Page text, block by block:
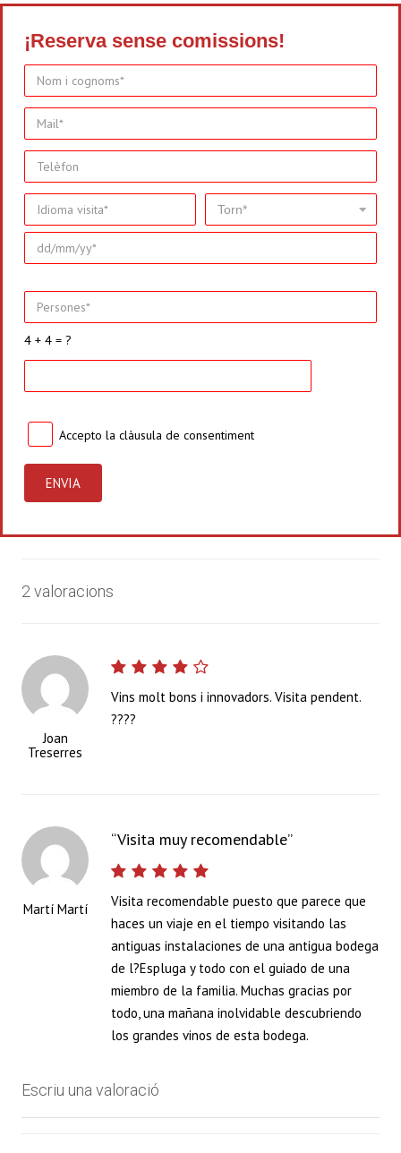
¡Reserva sense comissions!
4 + 4 = ?
Accepto la clàusula de consentiment
2 valoracions
Joan
Treserres
Vins molt bons i innovadors. Visita pendent.
????
Martí Martí
Visita muy recomendable
Visita recomendable puesto que parece que
haces un viaje en el tiempo visitando las
antiguas instalaciones de una antigua bodega
de l?Espluga y todo con el guiado de una
miembro de la familia. Muchas gracias por
todo, una mañana inolvidable descubriendo
los grandes vinos de esta bodega.
Escriu una valoració